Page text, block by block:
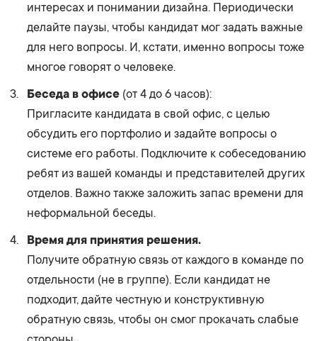
интересах и понимании дизайна. Периодически
делайте паузы, чтобы кандидат мог задать важные
для него вопросы. И, кстати, именно вопросы тоже
многое говорят о человеке.
Беседа в офисе (от 4 до 6 часов):
Пригласите кандидата в свой офис, с целью
обсудить его портфолио и задайте вопросы о
системе его работы. Подключите к собеседованию
ребят из вашей команды и представителей других
отделов. Важно также заложить запас времени для
неформальной беседы.
Время для принятия решения.
Получите обратную связь от каждого в команде по
отдельности (не в группе). Если кандидат не
подходит, дайте честную и конструктивную
обратную связь, чтобы он смог прокачать слабые